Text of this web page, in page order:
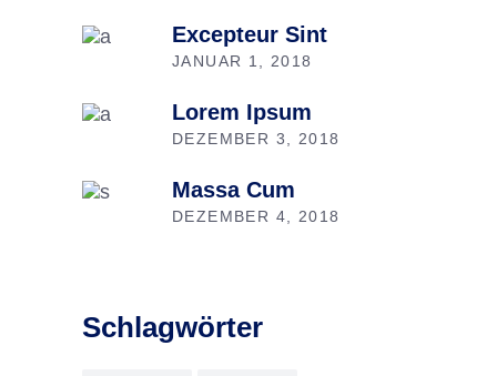
Excepteur Sint
JANUAR 1, 2018
Lorem Ipsum
DEZEMBER 3, 2018
Massa Cum
DEZEMBER 4, 2018
Schlagwörter